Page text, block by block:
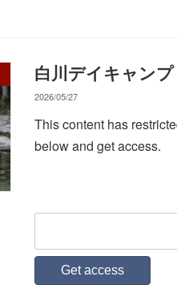
白川デイキャンプ
2026/05/27
This content has
below and get access.